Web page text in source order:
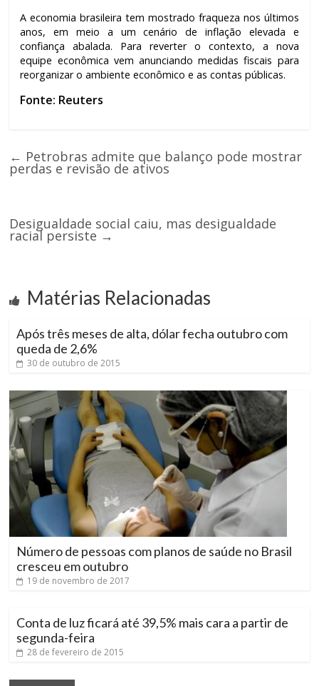
A economia brasileira tem mostrado fraqueza nos últimos
anos, em meio a um cenário de inflação elevada e
confiança abalada. Para reverter o contexto, a nova
equipe econômica vem anunciando medidas fiscais para
reorganizar o ambiente econômico e as contas públicas.
Fonte: Reuters
← Petrobras admite que balanço pode mostrar
perdas e revisão de ativos
Desigualdade social caiu, mas desigualdade
racial persiste →
Matérias Relacionadas
Após três meses de alta, dólar fecha outubro com
queda de 2,6%
30 de outubro de 2015
Número de pessoas com planos de saúde no Brasil
cresceu em outubro
19 de novembro de 2017
Conta de luz ficará até 39,5% mais cara a partir de
segunda-feira
28 de fevereiro de 2015